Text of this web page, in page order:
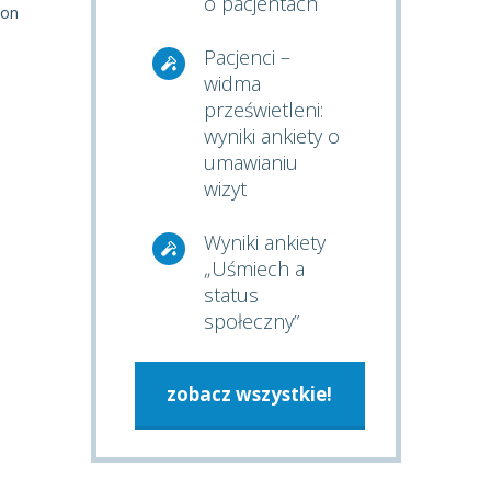
Pacjenci –
widma
prześwietleni:
wyniki ankiety o
umawianiu
wizyt
Wyniki ankiety
„Uśmiech a
status
społeczny”
zobacz wszystkie!